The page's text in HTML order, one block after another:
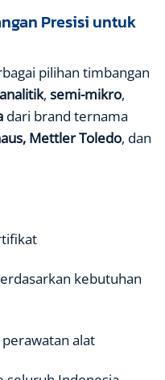
Presisi untuk
pilihan timbangan
, semi-mikro,
dari brand ternama
Mettler Toledo, dan
kebutuhan
alat